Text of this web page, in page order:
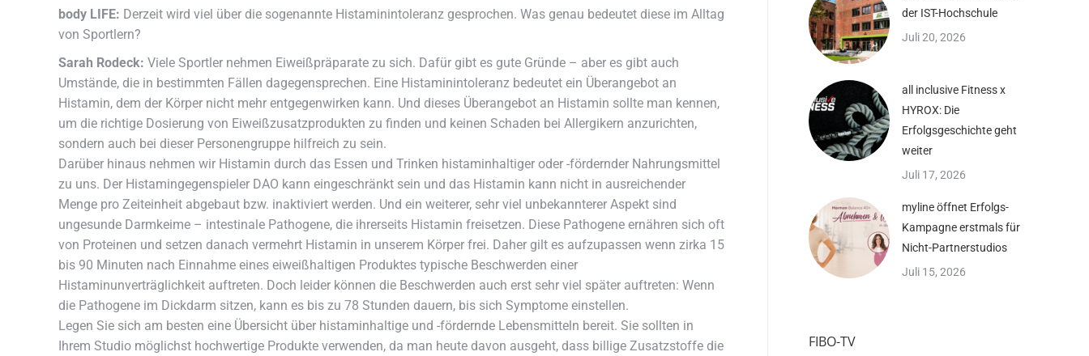
body LIFE: Derzeit wird viel über die sogenannte Histaminintoleranz gesprochen. Was genau bedeutet diese im Alltag
von Sportlern?
Sarah Rodeck: Viele Sportler nehmen Eiweißpräparate zu sich. Dafür gibt es gute Gründe – aber es gibt auch
Umstände, die in bestimmten Fällen dagegensprechen. Eine Histaminintoleranz bedeutet ein Überangebot an
Histamin, dem der Körper nicht mehr entgegenwirken kann. Und dieses Überangebot an Histamin sollte man kennen,
um die richtige Dosierung von Eiweißzusatzprodukten zu finden und keinen Schaden bei Allergikern anzurichten,
sondern auch bei dieser Personengruppe hilfreich zu sein.
Darüber hinaus nehmen wir Histamin durch das Essen und Trinken histaminhaltiger oder -fördernder Nahrungsmittel
zu uns. Der Histamingegenspieler DAO kann eingeschränkt sein und das Histamin kann nicht in ausreichender
Menge pro Zeiteinheit abgebaut bzw. inaktiviert werden. Und ein weiterer, sehr viel unbekannterer Aspekt sind
ungesunde Darmkeime – intestinale Pathogene, die ihrerseits Histamin freisetzen. Diese Pathogene ernähren sich oft
von Proteinen und setzen danach vermehrt Histamin in unserem Körper frei. Daher gilt es aufzupassen wenn zirka 15
bis 90 Minuten nach Einnahme eines eiweißhaltigen Produktes typische Beschwerden einer
Histaminunverträglichkeit auftreten. Doch leider können die Beschwerden auch erst sehr viel später auftreten: Wenn
die Pathogene im Dickdarm sitzen, kann es bis zu 78 Stunden dauern, bis sich Symptome einstellen.
Legen Sie sich am besten eine Übersicht über histaminhaltige und -fördernde Lebensmitteln bereit. Sie sollten in
Ihrem Studio möglichst hochwertige Produkte verwenden, da man heute davon ausgeht, dass billige Zusatzstoffe die
der IST-Hochschule
Juli 20, 2026
all inclusive Fitness x
HYROX: Die
Erfolgsgeschichte geht
weiter
Juli 17, 2026
myline öffnet Erfolgs-
Kampagne erstmals für
Nicht-Partnerstudios
Juli 15, 2026
FIBO-TV